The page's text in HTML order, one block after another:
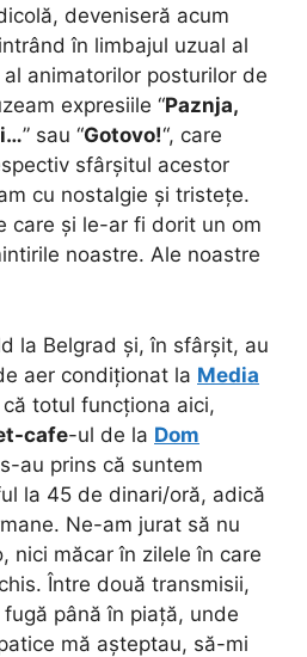
deveniseră acum
în limbajul uzual al
animatorilor posturilor de
expresiile “Paznja,
” sau “Gotovo!“, care
sfârșitul acestor
cu nostalgie și tristețe.
care și le-ar fi dorit un om
noastre. Ale noastre
la Belgrad și, în sfârșit, au
aer condiționat la Media
totul funcționa aici,
cafe-ul de la Dom
au prins că suntem
la 45 de dinari/oră, adică
Ne-am jurat să nu
nici măcar în zilele în care
Între două transmisii,
până în piață, unde
mă așteptau, să-mi